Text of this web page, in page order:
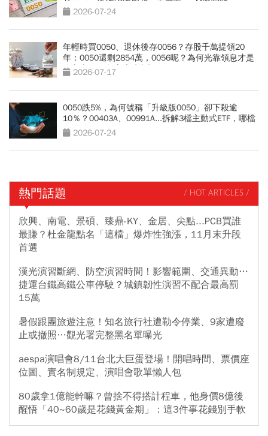
2026-07-24
年輕時買0050、退休後存0056？存股千萬提領20
年：0050還剩2854萬，0056呢？為何光靠領息才是
吃老本…現金流殘酷真相
2026-07-17
0050跌5%，為何號稱「升級版0050」卻下殺逾
10％？00403A、00991A...拆解3檔主動式ETF，哪檔
最抗跌？
2026-07-24
熱門話題 / HOT ARTICLES /
欣興、南電、景碩、臻鼎-KY、金居、尖點...PCB買誰
最賺？杜金龍點名「這檔」爆炸性強漲，11月末升段
首選
漢光演習斷網、防空演習時間！影響範圍、交通異動…
捷運台鐵高鐵公車停駛？城鎮韌性演習不配合最高罰
15萬
暑假跟團旅遊注意！知名旅行社遭勒令停業、9家遭廢
止或撤照…觀光署完整黑名單曝光
aespa演唱會8/11台北大巨蛋登場！開唱時間、票價座
位圖、實名制規定、演唱會歌單懶人包
80歲拿1億能幹嘛？曾捨不得搭計程車，他身價8億後
醒悟「40~60歲是花錢黃金期」：這3件事花錢別手軟